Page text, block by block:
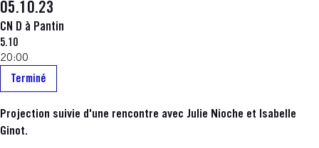
05.10.23
CN D à Pantin
5.10
20:00
Terminé
Projection suivie d'une rencontre avec Julie Nioche et Isabelle
Ginot.